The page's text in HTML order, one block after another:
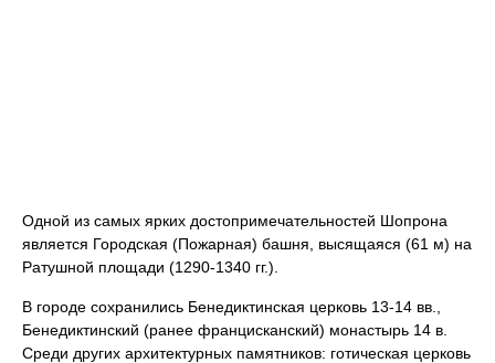
Одной из самых ярких достопримечательностей Шопрона
является Городская (Пожарная) башня, высящаяся (61 м) на
Ратушной площади (1290-1340 гг.).
В городе сохранились Бенедиктинская церковь 13-14 вв.,
Бенедиктинский (ранее францисканский) монастырь 14 в.
Среди других архитектурных памятников: готическая церковь